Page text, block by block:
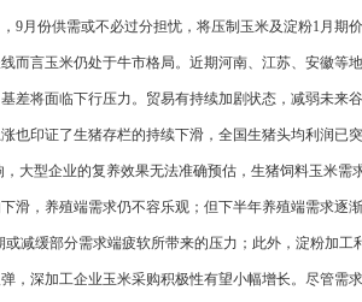
9月份供需或不必过分担忧，将压制玉米及淀粉1月期
而言玉米仍处于牛市格局。近期河南、江苏、安徽等
差将面临下行压力。贸易有持续加剧状态，减弱未来
也印证了生猪存栏的持续下滑，全国生猪头均利润已
大型企业的复养效果无法准确预估，生猪饲料玉米需
滑，养殖端需求仍不容乐观；但下半年养殖端需求逐
减缓部分需求端疲软所带来的压力；此外，淀粉加工
，深加工企业玉米采购积极性有望小幅增长。尽管需